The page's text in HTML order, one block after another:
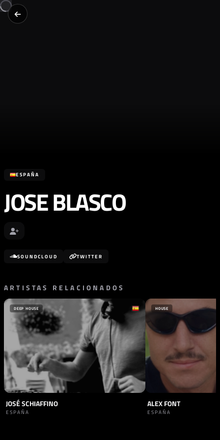
ESPAÑA
JOSE BLASCO
SOUNDCLOUD TWITTER
ARTISTAS RELACIONADOS
DEEP HOUSE
JOSÉ SCHIAFFINO
ESPAÑA
HOUSE
ALEX FONT
ESPAÑA